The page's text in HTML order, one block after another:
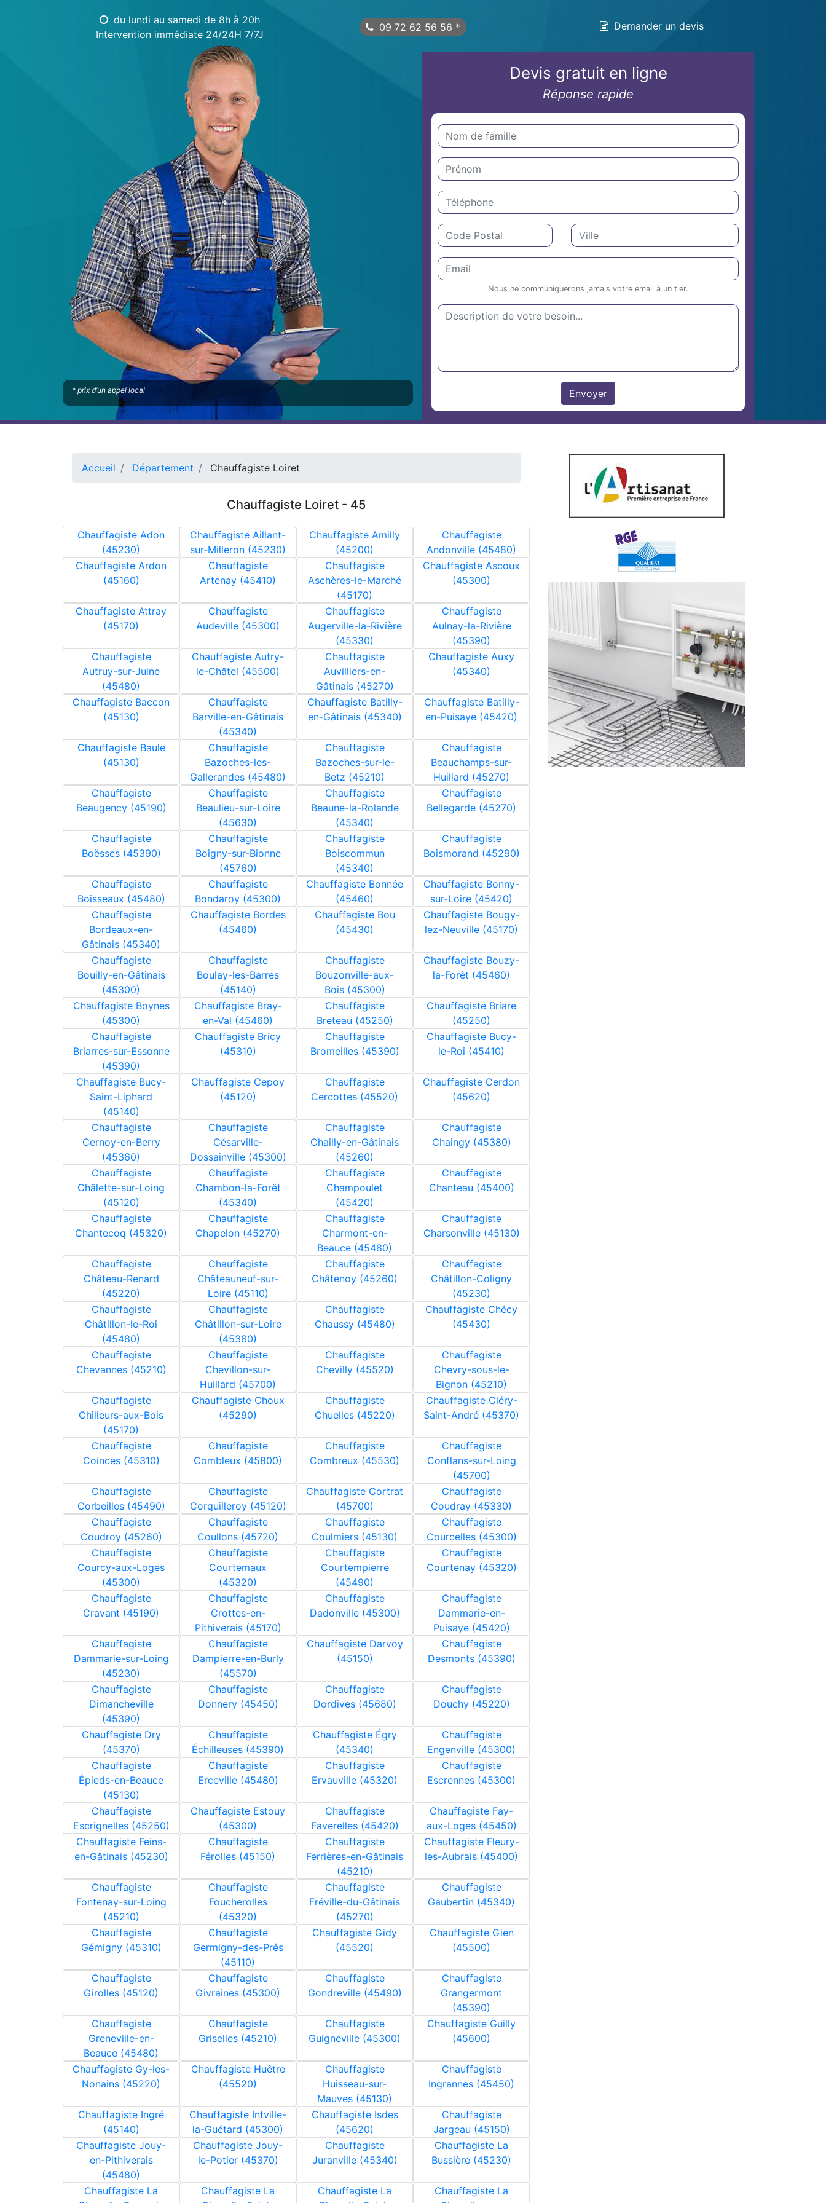
du lundi au samedi de 8h à 20h
Intervention immédiate 24/24H 7/7J
09 72 62 56 56 * Demander un devis
* prix d’un appel local
Devis gratuit en ligne
Réponse rapide
Nous ne communiquerons jamais votre email à un tier.
Accueil Département Chauffagiste Loiret
Chauffagiste Loiret - 45
Chauffagiste Adon
(45230)
Chauffagiste Aillant-
sur-Milleron (45230)
Chauffagiste Amilly
(45200)
Chauffagiste
Andonville (45480)
Chauffagiste Ardon
(45160)
Chauffagiste
Artenay (45410)
Chauffagiste
Aschères-le-Marché
(45170)
Chauffagiste Ascoux
(45300)
Chauffagiste Attray
(45170)
Chauffagiste
Audeville (45300)
Chauffagiste
Augerville-la-Rivière
(45330)
Chauffagiste
Aulnay-la-Rivière
(45390)
Chauffagiste
Autruy-sur-Juine
(45480)
Chauffagiste Autry-
le-Châtel (45500)
Chauffagiste
Auvilliers-en-
Gâtinais (45270)
Chauffagiste Auxy
(45340)
Chauffagiste Baccon
(45130)
Chauffagiste
Barville-en-Gâtinais
(45340)
Chauffagiste Batilly-
en-Gâtinais (45340)
Chauffagiste Batilly-
en-Puisaye (45420)
Chauffagiste Baule
(45130)
Chauffagiste
Bazoches-les-
Gallerandes (45480)
Chauffagiste
Bazoches-sur-le-
Betz (45210)
Chauffagiste
Beauchamps-sur-
Huillard (45270)
Chauffagiste
Beaugency (45190)
Chauffagiste
Beaulieu-sur-Loire
(45630)
Chauffagiste
Beaune-la-Rolande
(45340)
Chauffagiste
Bellegarde (45270)
Chauffagiste
Boësses (45390)
Chauffagiste
Boigny-sur-Bionne
(45760)
Chauffagiste
Boiscommun
(45340)
Chauffagiste
Boismorand (45290)
Chauffagiste
Boisseaux (45480)
Chauffagiste
Bondaroy (45300)
Chauffagiste Bonnée
(45460)
Chauffagiste Bonny-
sur-Loire (45420)
Chauffagiste
Bordeaux-en-
Gâtinais (45340)
Chauffagiste Bordes
(45460)
Chauffagiste Bou
(45430)
Chauffagiste Bougy-
lez-Neuville (45170)
Chauffagiste
Bouilly-en-Gâtinais
(45300)
Chauffagiste
Boulay-les-Barres
(45140)
Chauffagiste
Bouzonville-aux-
Bois (45300)
Chauffagiste Bouzy-
la-Forêt (45460)
Chauffagiste Boynes
(45300)
Chauffagiste Bray-
en-Val (45460)
Chauffagiste
Breteau (45250)
Chauffagiste Briare
(45250)
Chauffagiste
Briarres-sur-Essonne
(45390)
Chauffagiste Bricy
(45310)
Chauffagiste
Bromeilles (45390)
Chauffagiste Bucy-
le-Roi (45410)
Chauffagiste Bucy-
Saint-Liphard
(45140)
Chauffagiste Cepoy
(45120)
Chauffagiste
Cercottes (45520)
Chauffagiste Cerdon
(45620)
Chauffagiste
Cernoy-en-Berry
(45360)
Chauffagiste
Césarville-
Dossainville (45300)
Chauffagiste
Chailly-en-Gâtinais
(45260)
Chauffagiste
Chaingy (45380)
Chauffagiste
Châlette-sur-Loing
(45120)
Chauffagiste
Chambon-la-Forêt
(45340)
Chauffagiste
Champoulet
(45420)
Chauffagiste
Chanteau (45400)
Chauffagiste
Chantecoq (45320)
Chauffagiste
Chapelon (45270)
Chauffagiste
Charmont-en-
Beauce (45480)
Chauffagiste
Charsonville (45130)
Chauffagiste
Château-Renard
(45220)
Chauffagiste
Châteauneuf-sur-
Loire (45110)
Chauffagiste
Châtenoy (45260)
Chauffagiste
Châtillon-Coligny
(45230)
Chauffagiste
Châtillon-le-Roi
(45480)
Chauffagiste
Châtillon-sur-Loire
(45360)
Chauffagiste
Chaussy (45480)
Chauffagiste Chécy
(45430)
Chauffagiste
Chevannes (45210)
Chauffagiste
Chevillon-sur-
Huillard (45700)
Chauffagiste
Chevilly (45520)
Chauffagiste
Chevry-sous-le-
Bignon (45210)
Chauffagiste
Chilleurs-aux-Bois
(45170)
Chauffagiste Choux
(45290)
Chauffagiste
Chuelles (45220)
Chauffagiste Cléry-
Saint-André (45370)
Chauffagiste
Coinces (45310)
Chauffagiste
Combleux (45800)
Chauffagiste
Combreux (45530)
Chauffagiste
Conflans-sur-Loing
(45700)
Chauffagiste
Corbeilles (45490)
Chauffagiste
Corquilleroy (45120)
Chauffagiste Cortrat
(45700)
Chauffagiste
Coudray (45330)
Chauffagiste
Coudroy (45260)
Chauffagiste
Coullons (45720)
Chauffagiste
Coulmiers (45130)
Chauffagiste
Courcelles (45300)
Chauffagiste
Courcy-aux-Loges
(45300)
Chauffagiste
Courtemaux
(45320)
Chauffagiste
Courtempierre
(45490)
Chauffagiste
Courtenay (45320)
Chauffagiste
Cravant (45190)
Chauffagiste
Crottes-en-
Pithiverais (45170)
Chauffagiste
Dadonville (45300)
Chauffagiste
Dammarie-en-
Puisaye (45420)
Chauffagiste
Dammarie-sur-Loing
(45230)
Chauffagiste
Dampierre-en-Burly
(45570)
Chauffagiste Darvoy
(45150)
Chauffagiste
Desmonts (45390)
Chauffagiste
Dimancheville
(45390)
Chauffagiste
Donnery (45450)
Chauffagiste
Dordives (45680)
Chauffagiste
Douchy (45220)
Chauffagiste Dry
(45370)
Chauffagiste
Échilleuses (45390)
Chauffagiste Égry
(45340)
Chauffagiste
Engenville (45300)
Chauffagiste
Épieds-en-Beauce
(45130)
Chauffagiste
Erceville (45480)
Chauffagiste
Ervauville (45320)
Chauffagiste
Escrennes (45300)
Chauffagiste
Escrignelles (45250)
Chauffagiste Estouy
(45300)
Chauffagiste
Faverelles (45420)
Chauffagiste Fay-
aux-Loges (45450)
Chauffagiste Feins-
en-Gâtinais (45230)
Chauffagiste
Férolles (45150)
Chauffagiste
Ferrières-en-Gâtinais
(45210)
Chauffagiste Fleury-
les-Aubrais (45400)
Chauffagiste
Fontenay-sur-Loing
(45210)
Chauffagiste
Foucherolles
(45320)
Chauffagiste
Fréville-du-Gâtinais
(45270)
Chauffagiste
Gaubertin (45340)
Chauffagiste
Gémigny (45310)
Chauffagiste
Germigny-des-Prés
(45110)
Chauffagiste Gidy
(45520)
Chauffagiste Gien
(45500)
Chauffagiste
Girolles (45120)
Chauffagiste
Givraines (45300)
Chauffagiste
Gondreville (45490)
Chauffagiste
Grangermont
(45390)
Chauffagiste
Greneville-en-
Beauce (45480)
Chauffagiste
Griselles (45210)
Chauffagiste
Guigneville (45300)
Chauffagiste Guilly
(45600)
Chauffagiste Gy-les-
Nonains (45220)
Chauffagiste Huêtre
(45520)
Chauffagiste
Huisseau-sur-
Mauves (45130)
Chauffagiste
Ingrannes (45450)
Chauffagiste Ingré
(45140)
Chauffagiste Intville-
la-Guétard (45300)
Chauffagiste Isdes
(45620)
Chauffagiste
Jargeau (45150)
Chauffagiste Jouy-
en-Pithiverais
(45480)
Chauffagiste Jouy-
le-Potier (45370)
Chauffagiste
Juranville (45340)
Chauffagiste La
Bussière (45230)
Chauffagiste La
Chauffagiste La
Chauffagiste La
Chauffagiste La